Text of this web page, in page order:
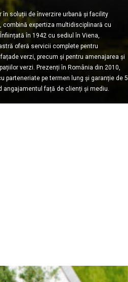
în soluții de înverzire urbană și facility
combină expertiza multidisciplinară cu
în 1942 cu sediul în Viena,
oferă servicii complete pentru
verzi, precum și pentru amenajarea și
verzi. Prezenți în România din 2010,
parteneriate pe termen lung și garanție de 5
angajamentul față de clienți și mediu.